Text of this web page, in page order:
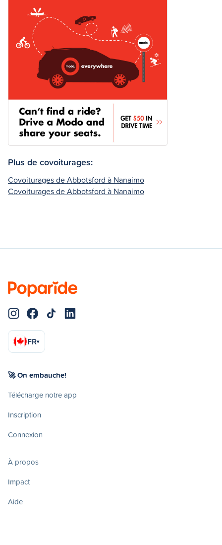
Plus de covoiturages:
Covoiturages de Abbotsford à Nanaimo
Covoiturages de Abbotsford à Nanaimo
FR▾
🚀 On embauche!
Télécharge notre app
Inscription
Connexion
À propos
Impact
Aide